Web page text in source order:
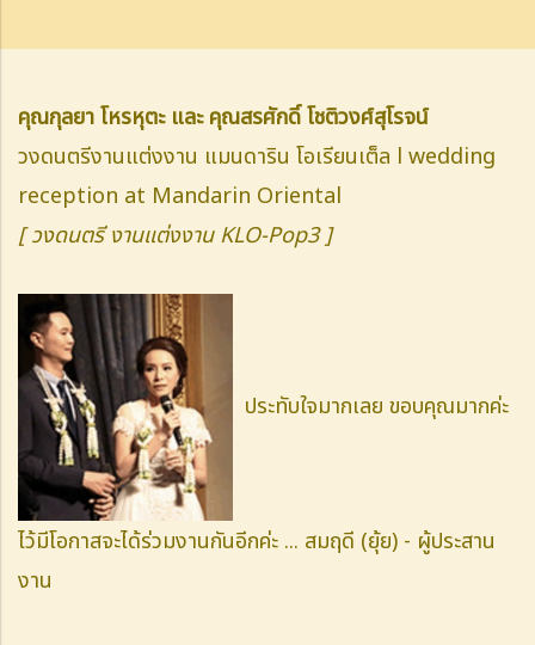
คุณกุลยา โหรหุตะ และ คุณสรศักดิ์ โชติวงศ์สุโรจน์
วงดนตรีงานแต่งงาน แมนดาริน โอเรียนเต็ล l wedding
reception at Mandarin Oriental
[ วงดนตรี งานแต่งงาน KLO-Pop3 ]
ประทับใจมากเลย ขอบคุณมากค่ะ
ไว้มีโอกาสจะได้ร่วมงานกันอีกค่ะ ... สมฤดี (ยุ้ย) - ผู้ประสาน
งาน